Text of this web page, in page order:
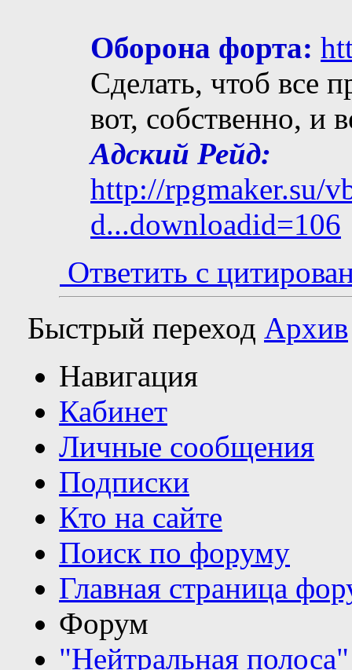
Оборона форта:
Сделать, чтоб все
вот, собственно, и
Адский Рейд:
http://rpgmaker.su/
d...downloadid=106
Ответить с
Быстрый переход Архив
Навигация
Кабинет
Личные сообщения
Подписки
Кто на сайте
Поиск по форуму
Главная страница
Форум
"Нейтральная полоса"